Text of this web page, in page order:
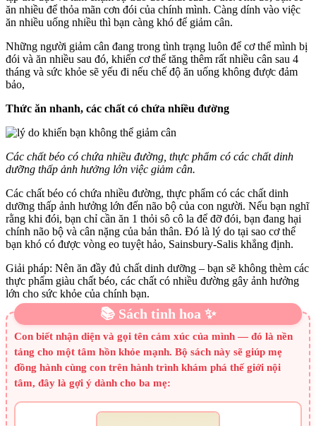
ăn nhiều để thỏa mãn cơn đói của chính mình. Càng dính vào việc
ăn nhiều uống nhiều thì bạn càng khó để giảm cân.
Những người giảm cân đang trong tình trạng luôn để cơ thể mình bị
đói và ăn nhiều sau đó, khiến cơ thể tăng thêm rất nhiều cân sau 4
tháng và sức khỏe sẽ yếu đi nếu chế độ ăn uống không được đảm
bảo,
Thức ăn nhanh, các chất có chứa nhiều đường
Các chất béo có chứa nhiều đường, thực phẩm có các chất dinh
dưỡng thấp ảnh hưởng lớn việc giảm cân.
Các chất béo có chứa nhiều đường, thực phẩm có các chất dinh
dưỡng thấp ảnh hưởng lớn đến não bộ của con người. Nếu bạn nghĩ
rằng khi đói, bạn chỉ cần ăn 1 thỏi sô cô la để đỡ đói, bạn đang hại
chính não bộ và cân nặng của bản thân. Đó là lý do tại sao cơ thể
bạn khó có được vòng eo tuyệt hảo, Sainsbury-Salis khẳng định.
Giải pháp: Nên ăn đầy đủ chất dinh dưỡng – bạn sẽ không thèm các
thực phẩm giàu chất béo, các chất có nhiều đường gây ảnh hưởng
lớn cho sức khỏe của chính bạn.
📚 Sách tinh hoa ✨
Con biết nhận diện và gọi tên cảm xúc của mình — đó là nền
tảng cho một tâm hồn khỏe mạnh. Bộ sách này sẽ giúp mẹ
đồng hành cùng con trên hành trình khám phá thế giới nội
tâm, đây là gợi ý dành cho ba mẹ: